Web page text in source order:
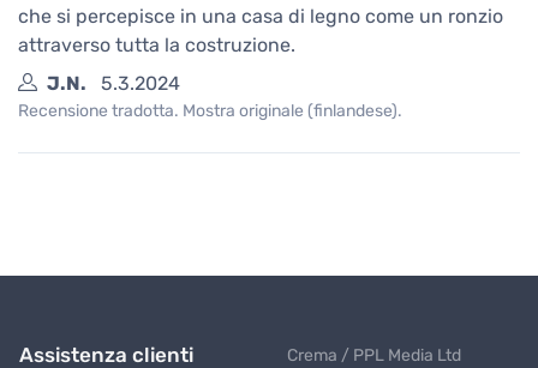
che si percepisce in una casa di legno come un ronzio
attraverso tutta la costruzione.
J.N.
5.3.2024
Recensione tradotta. Mostra originale (finlandese).
Assistenza clienti
Crema / PPL Media Ltd